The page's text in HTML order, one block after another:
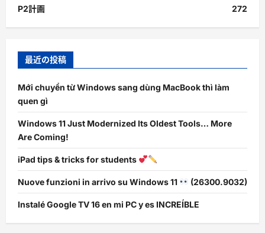
P2計画 272
最近の投稿
Mới chuyển từ Windows sang dùng MacBook thì làm
quen gì
Windows 11 Just Modernized Its Oldest Tools… More
Are Coming!
iPad tips & tricks for students
Nuove funzioni in arrivo su Windows 11 (26300.9032)
Instalé Google TV 16 en mi PC y es INCREÍBLE